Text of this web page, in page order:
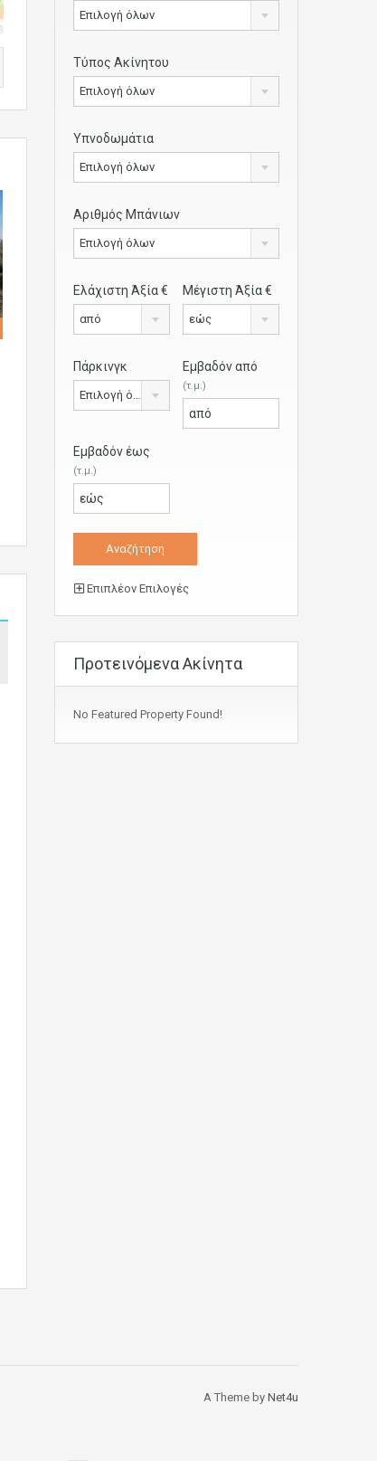
Επιλογή όλων
Τύπος Ακίνητου
Επιλογή όλων
Υπνοδωμάτια
Επιλογή όλων
Αριθμός Μπάνιων
Επιλογή όλων
Ελάχιστη Άξία €
από
Μέγιστη Άξία €
εώς
Πάρκινγκ
Επιλογή όλων
Εμβαδόν από
(τ.μ.)
Εμβαδόν έως
(τ.μ.)
Επιπλέον Επιλογές
Προτεινόμενα Ακίνητα
No Featured Property Found!
A Theme by Net4u